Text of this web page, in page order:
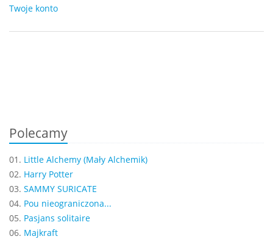
Twoje konto
Polecamy
01. Little Alchemy (Mały Alchemik)
02. Harry Potter
03. SAMMY SURICATE
04. Pou nieograniczona...
05. Pasjans solitaire
06. Majkraft